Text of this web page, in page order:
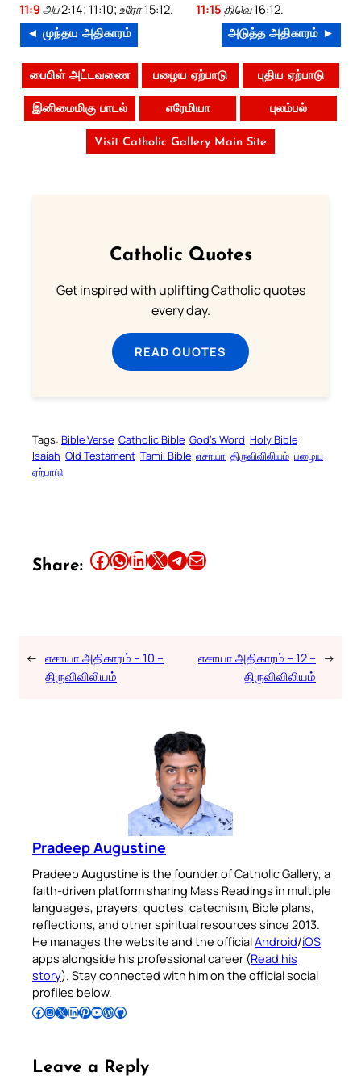
11:9 அப 2:14; 11:10; உரோ 15:12. 11:15 திவெ 16:12.
◄ முந்தய அதிகாரம் அடுத்த அதிகாரம் ►
பைபிள் அட்டவணை பழைய ஏற்பாடு புதிய ஏற்பாடு
இனிமைமிகு பாடல் எரேமியா புலம்பல்
Visit Catholic Gallery Main Site
Catholic Quotes
Get inspired with uplifting Catholic quotes
every day.
READ QUOTES
Tags: Bible Verse Catholic Bible God’s Word Holy Bible
Isaiah Old Testament Tamil Bible எசாயா திருவிவிலியம் பழைய
ஏற்பாடு
Share: Share this article on Facebook Share this article on WhatsApp Share this article on LinkedIn Share this article on X Share this article on TelegramEmail this Article
← எசாயா அதிகாரம் – 10 –
திருவிவிலியம்
எசாயா அதிகாரம் – 12 –
திருவிவிலியம்
→
Pradeep Augustine
Pradeep Augustine is the founder of Catholic Gallery, a
faith-driven platform sharing Mass Readings in multiple
languages, prayers, quotes, catechism, Bible plans,
reflections, and other spiritual resources since 2013.
He manages the website and the officialAndroid/iOS
apps alongside his professional career (Read his
story). Stay connected with him on the official social
profiles below.
Follow Pradeep on Facebook Follow Pradeep on InstagramFollow Pradeep on X Follow Pradeep on LinkedIn Follow Pradeep on Pinterest Subscribe to Pradeep’s Youtube Channel Follow Pradeep on WordPress Follow Pradeep on GitHub
Leave a Reply